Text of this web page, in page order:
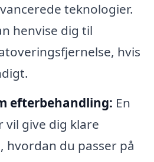
teknologier.
henvise dig til
hvis
efterbehandling: En
give dig klare
hvordan du passer på